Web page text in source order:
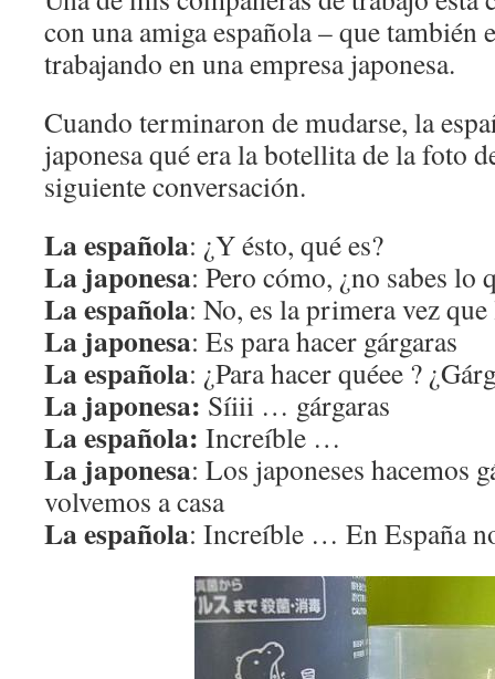
con una amiga española – que también
trabajando en una empresa japonesa.
Cuando terminaron de mudarse, la
japonesa qué era la botellita de la foto
siguiente conversación.
La española: ¿Y ésto, qué es?
La japonesa: Pero cómo, ¿no sabes lo
La española: No, es la primera vez
La japonesa: Es para hacer gárgaras
La española: ¿Para hacer quéee ?
La japonesa: Síiii … gárgaras
La española: Increíble …
La japonesa: Los japoneses hacemos
volvemos a casa
La española: Increíble … En España